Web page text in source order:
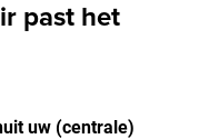
past het
uw (centrale)